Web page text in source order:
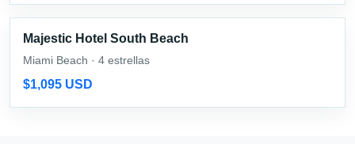
Majestic Hotel South Beach
Miami Beach · 4 estrellas
$1,095 USD